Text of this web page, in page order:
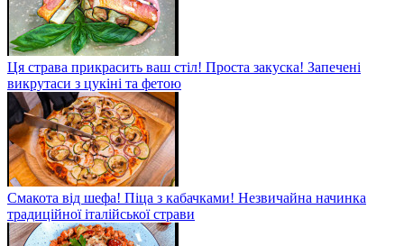
Ця страва прикрасить ваш стіл! Проста закуска! Запечені
викрутаси з цукіні та фетою
Смакота від шефа! Піца з кабачками! Незвичайна начинка
традиційної італійської страви